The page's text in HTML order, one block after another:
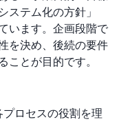
ステム化の方針」
います。企画段階で
を決め、後続の要件
とが目的です。
ロセスの役割を理